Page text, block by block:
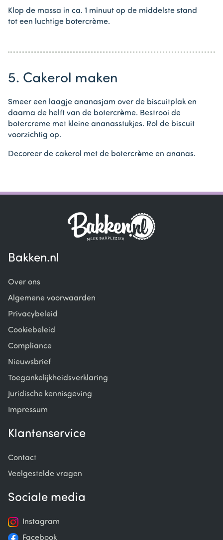
Klop de massa in ca. 1 minuut op de middelste stand
tot een luchtige botercrème.
5. Cakerol maken
Smeer een laagje ananasjam over de biscuitplak en
daarna de helft van de botercrème. Bestrooi de
botercreme met kleine ananasstukjes. Rol de biscuit
voorzichtig op.
Decoreer de cakerol met de botercrème en ananas.
Bakken.nl
Over ons
Algemene voorwaarden
Privacybeleid
Cookiebeleid
Compliance
Nieuwsbrief
Toegankelijkheidsverklaring
Juridische kennisgeving
Impressum
Klantenservice
Contact
Veelgestelde vragen
Sociale media
Instagram
Facebook